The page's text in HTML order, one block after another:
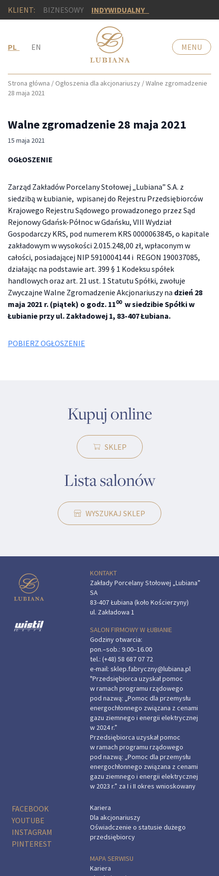
KLIENT: BIZNESOWY INDYWIDUALNY
PL EN MENU
Strona główna / Ogłoszenia dla akcjonariuszy /Walne zgromadzenie
28 maja 2021
Walne zgromadzenie 28 maja 2021
15 maja 2021
OGŁOSZENIE
Zarząd Zakładów Porcelany Stołowej „Lubiana” S.A. z
siedzibą w Łubianie, wpisanej do Rejestru Przedsiębiorców
Krajowego Rejestru Sądowego prowadzonego przez Sąd
Rejonowy Gdańsk-Północ w Gdańsku, VIII Wydział
Gospodarczy KRS, pod numerem KRS 0000063845, o kapitale
zakładowym w wysokości 2.015.248,00 zł, wpłaconym w
całości, posiadającej NIP 5910004144 i REGON 190037085,
działając na podstawie art. 399 § 1 Kodeksu spółek
handlowych oraz art. 21 ust. 1 Statutu Spółki, zwołuje
Zwyczajne Walne Zgromadzenie Akcjonariuszy na dzień 28
maja 2021 r. (piątek) o godz. 1100w siedzibie Spółkiw
Łubianie przy ul. Zakładowej 1, 83-407 Łubiana.
POBIERZ OGŁOSZENIE
Kupuj online
SKLEP
Lista salonów
WYSZUKAJ SKLEP
KONTAKT
Zakłady Porcelany Stołowej „Lubiana”
SA
83-407 Łubiana (koło Kościerzyny)
ul. Zakładowa 1
SALON FIRMOWY W ŁUBIANIE
Godziny otwarcia:
pon.–sob.: 9.00–16.00
tel.: (+48) 58 687 07 72
e-mail: sklep.fabryczny@lubiana.pl
"Przedsiębiorca uzyskał pomoc
w ramach programu rządowego
pod nazwą: „Pomoc dla przemysłu
energochłonnego związana z cenami
gazu ziemnego i energii elektrycznej
w 2024 r.”
Przedsiębiorca uzyskał pomoc
w ramach programu rządowego
pod nazwą: „Pomoc dla przemysłu
energochłonnego związana z cenami
gazu ziemnego i energii elektrycznej
w 2023 r.” za I i II okres wnioskowany
FACEBOOK
YOUTUBE
INSTAGRAM
PINTEREST
Kariera
Dla akcjonariuszy
Oświadczenie o statusie dużego
przedsiębiorcy
MAPA SERWISU
Kariera